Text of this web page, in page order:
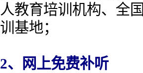
人教育培训机构、全
训基地；
2、网上免费补听